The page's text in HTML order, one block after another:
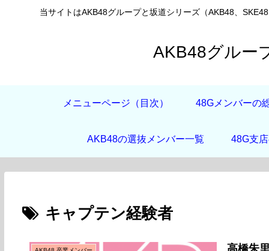
当サイトはAKB48グループと坂道シリーズ（AKB48、
AKB48グルー
メニューページ（目次） 48Gメンバーの
AKB48の選抜メンバー一覧 48G支
キャプテン経験者